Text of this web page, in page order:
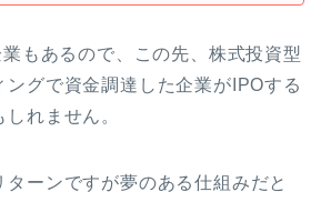
業もあるので、この先、株式投資型
ングで資金調達した企業がIPOする
れません。
ーンですが夢のある仕組みだと